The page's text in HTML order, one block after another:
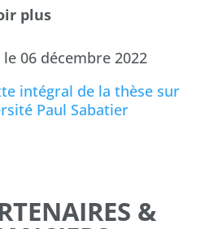
plus
06 décembre 2022
intégral de la thèse sur
Paul Sabatier
&